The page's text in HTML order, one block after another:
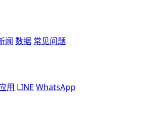
闻 数据 常见问题
用 LINE WhatsApp